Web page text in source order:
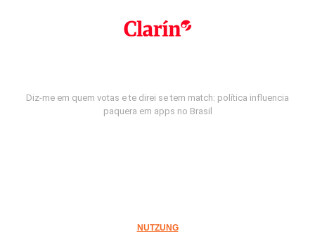
Diz-me em quem votas e te direi se tem match: política influencia
paquera em apps no Brasil
NUTZUNG